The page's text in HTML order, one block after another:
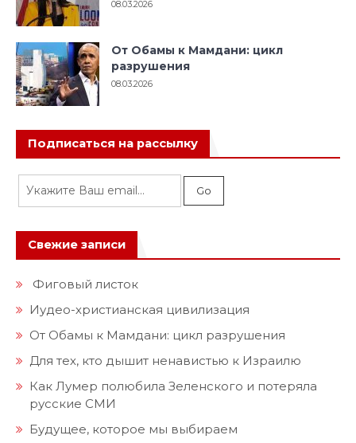
08.03.2026
От Обамы к Мамдани: цикл
разрушения
08.03.2026
Подписаться на рассылку
Свежие записи
Фиговый листок
Иудео-христианская цивилизация
От Обамы к Мамдани: цикл разрушения
Для тех, кто дышит ненавистью к Израилю
Как Лумер полюбила Зеленского и потеряла
русские СМИ
Будущее, которое мы выбираем